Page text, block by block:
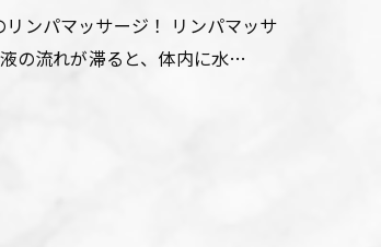
ンパマッサージ！ リンパマッサ
の流れが滞ると、体内に水…